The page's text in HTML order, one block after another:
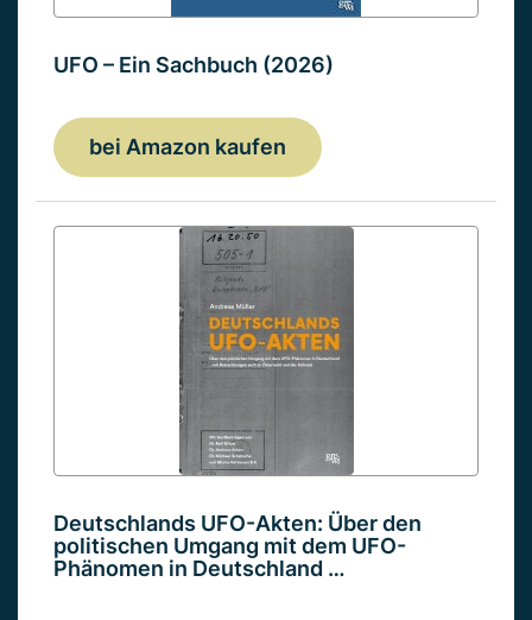
UFO – Ein Sachbuch (2026)
bei Amazon kaufen
Deutschlands UFO-Akten: Über den
politischen Umgang mit dem UFO-
Phänomen in Deutschland …